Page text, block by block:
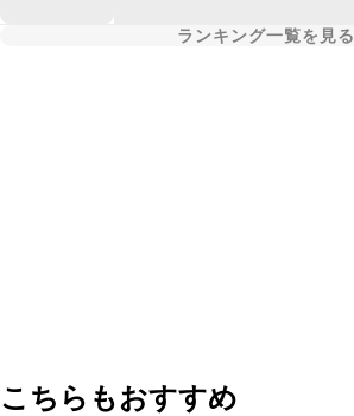
ランキング一覧を見る
こちらもおすすめ